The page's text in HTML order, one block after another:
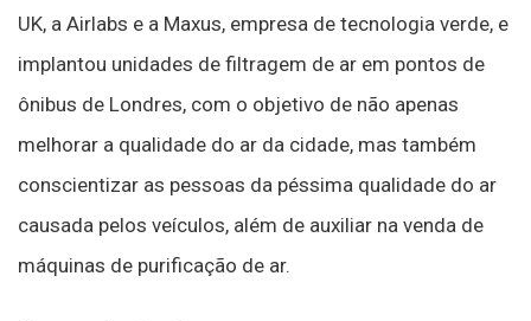
UK, a Airlabs e a Maxus, empresa de tecnologia verde, e
implantou unidades de filtragem de ar em pontos de
ônibus de Londres, com o objetivo de não apenas
melhorar a qualidade do ar da cidade, mas também
conscientizar as pessoas da péssima qualidade do ar
causada pelos veículos, além de auxiliar na venda de
máquinas de purificação de ar.